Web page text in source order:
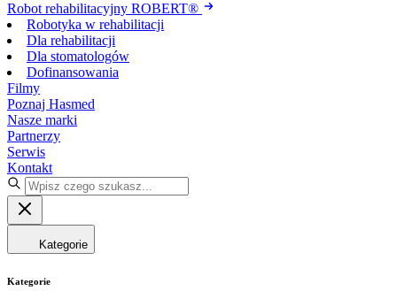
Robot rehabilitacyjny ROBERT®
Robotyka w rehabilitacji
Dla rehabilitacji
Dla stomatologów
Dofinansowania
Filmy
Poznaj Hasmed
Nasze marki
Partnerzy
Serwis
Kontakt
Kategorie
Kategorie